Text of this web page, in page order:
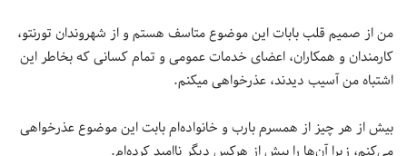
من از صمیم قلب بابات این موضوع متاسف هستم و از شهروندان تورنتو،
کارمندان و همکاران، اعضای خدمات عمومی و تمام کسانی که بخاطر این
اشتباه من آسیب دیدند، عذرخواهی میکنم.
بیش از هر چیز از همسرم بارب و خانواده‌ام بابت این موضوع عذرخواهی